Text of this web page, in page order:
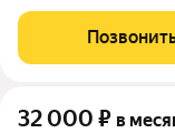
вся мебель что на
необходимое
32 000 ₽ в